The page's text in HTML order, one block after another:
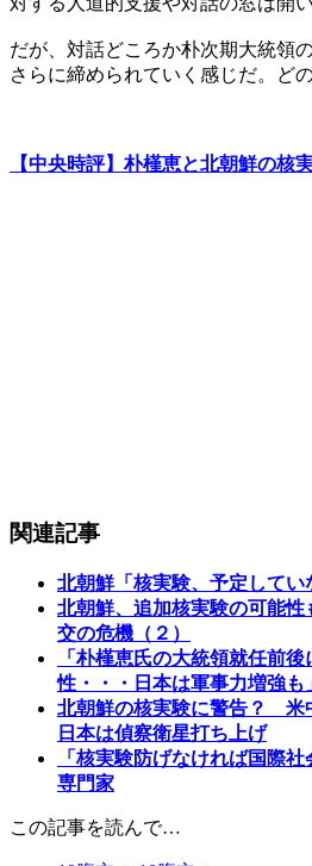
だが、対話どころか朴次期大統領
さらに締められていく感じだ。ど
【中央時評】朴槿恵と北朝鮮の核
関連記事
北朝鮮「核実験、予定してい
北朝鮮、追加核実験の可能
交の危機（２）
「朴槿恵氏の大統領就任前
性・・・日本は軍事力増強も
北朝鮮の核実験に警告？ 米
日本は偵察衛星打ち上げ
「核実験防げなければ国際
専門家
この記事を読んで…